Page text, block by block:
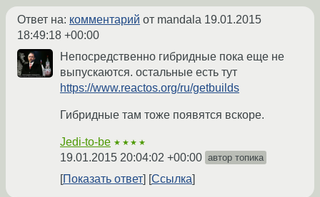
Ответ на: комментарий от mandala 19.01.2015
18:49:18 +00:00
Непосредственно гибридные пока еще не
выпускаются. остальные есть тут
https://www.reactos.org/ru/getbuilds
Гибридные там тоже появятся вскоре.
Jedi-to-be ★★★★
19.01.2015 20:04:02 +00:00 автор топика
Показать ответ Ссылка